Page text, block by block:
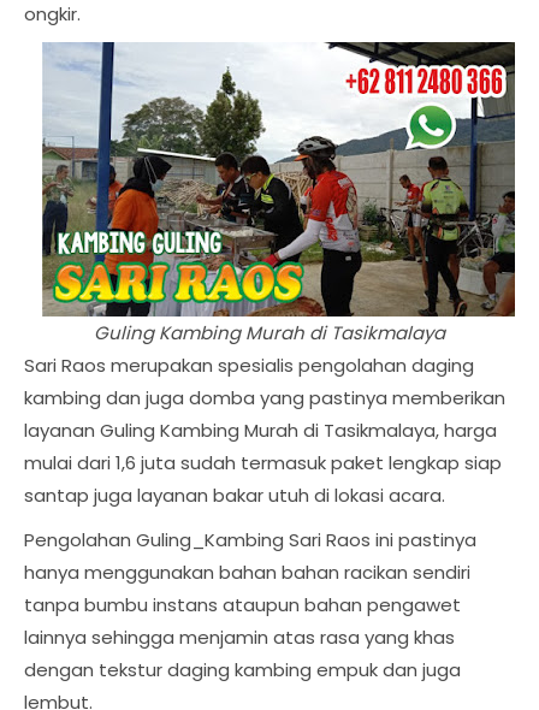
ongkir.
Guling Kambing Murah di Tasikmalaya
Sari Raos merupakan spesialis pengolahan daging
kambing dan juga domba yang pastinya memberikan
layanan Guling Kambing Murah di Tasikmalaya, harga
mulai dari 1,6 juta sudah termasuk paket lengkap siap
santap juga layanan bakar utuh di lokasi acara.
Pengolahan Guling_Kambing Sari Raos ini pastinya
hanya menggunakan bahan bahan racikan sendiri
tanpa bumbu instans ataupun bahan pengawet
lainnya sehingga menjamin atas rasa yang khas
dengan tekstur daging kambing empuk dan juga
lembut.